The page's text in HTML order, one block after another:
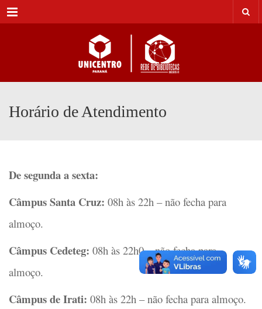
Menu
Horário de Atendimento
De segunda a sexta:
Câmpus Santa Cruz: 08h às 22h – não fecha para
almoço.
Câmpus Cedeteg: 08h às 22h0 – não fecha para
almoço.
Câmpus de Irati: 08h às 22h – não fecha para almoço.